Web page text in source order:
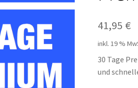
41,95 €
inkl. 19 %
30 Tage
und